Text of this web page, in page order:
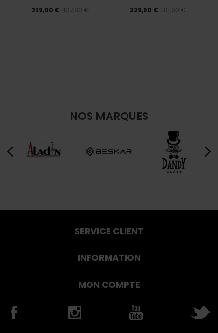
359,00 € 437,80 € 229,00 € 301,00 €
NOS MARQUES
SERVICE CLIENT
INFORMATION
MON COMPTE